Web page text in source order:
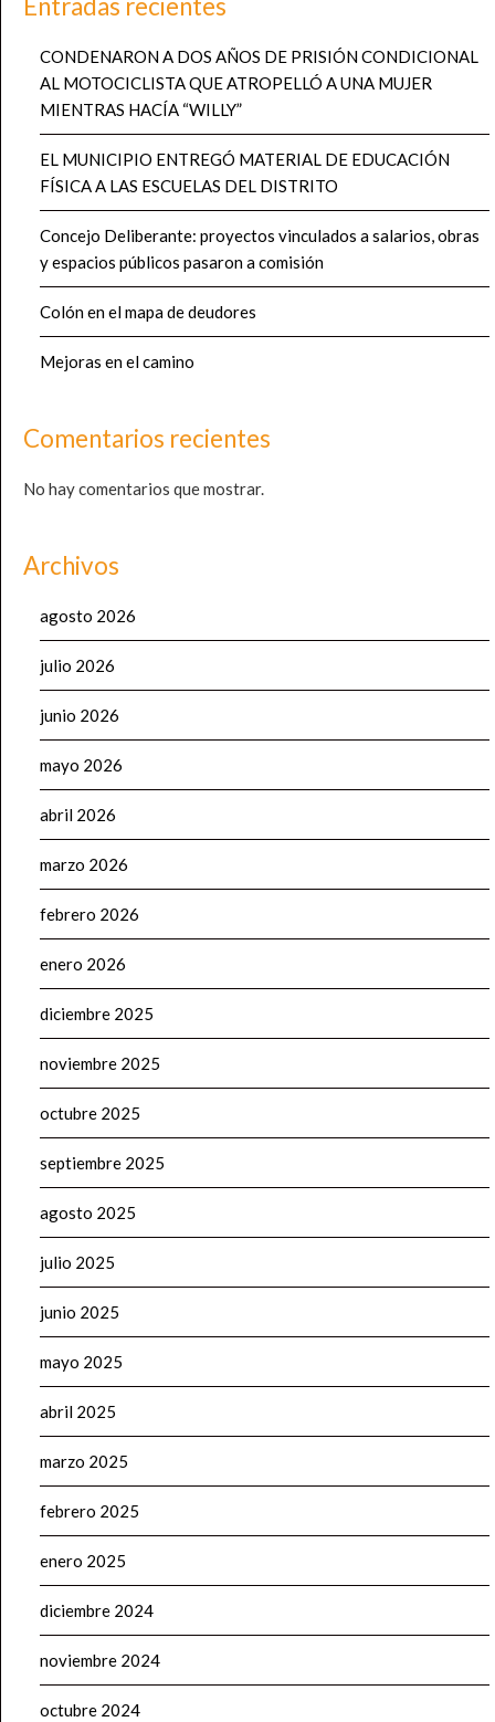
Entradas recientes
CONDENARON A DOS AÑOS DE PRISIÓN CONDICIONAL
AL MOTOCICLISTA QUE ATROPELLÓ A UNA MUJER
MIENTRAS HACÍA “WILLY”
EL MUNICIPIO ENTREGÓ MATERIAL DE EDUCACIÓN
FÍSICA A LAS ESCUELAS DEL DISTRITO
Concejo Deliberante: proyectos vinculados a salarios, obras
y espacios públicos pasaron a comisión
Colón en el mapa de deudores
Mejoras en el camino
Comentarios recientes
No hay comentarios que mostrar.
Archivos
agosto 2026
julio 2026
junio 2026
mayo 2026
abril 2026
marzo 2026
febrero 2026
enero 2026
diciembre 2025
noviembre 2025
octubre 2025
septiembre 2025
agosto 2025
julio 2025
junio 2025
mayo 2025
abril 2025
marzo 2025
febrero 2025
enero 2025
diciembre 2024
noviembre 2024
octubre 2024